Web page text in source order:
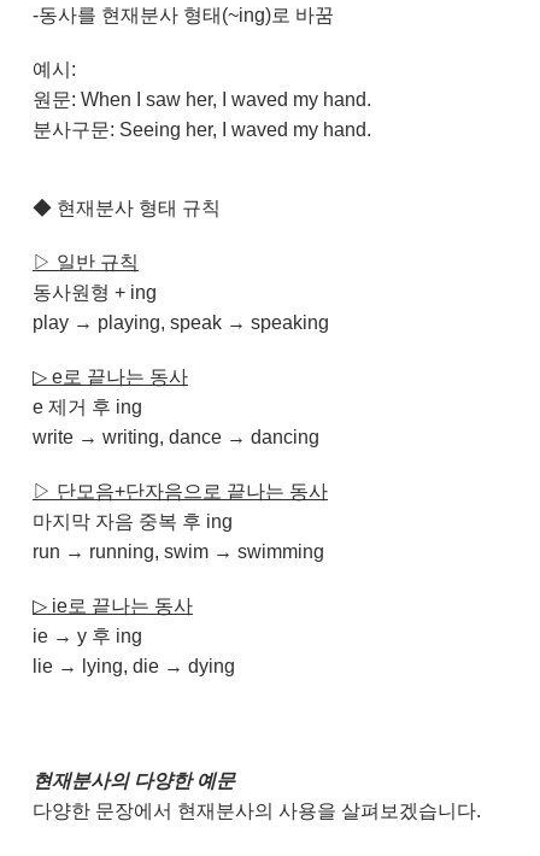
-동사를 현재분사 형태(~ing)로 바꿈
예시:
원문: When I saw her, I waved my hand.
분사구문: Seeing her, I waved my hand.​
◆ 현재분사 형태 규칙
▷ 일반 규칙
동사원형 + ing
play → playing, speak → speaking
▷ ​e로 끝나는 동사
e 제거 후 ing
write → writing, dance → dancing
▷ ​단모음+단자음으로 끝나는 동사
마지막 자음 중복 후 ing
run → running, swim → swimming
▷ ​ie로 끝나는 동사
ie → y 후 ing
lie → lying, die → dying
현재분사의 다양한 예문
다양한 문장에서 현재분사의 사용을 살펴보겠습니다.